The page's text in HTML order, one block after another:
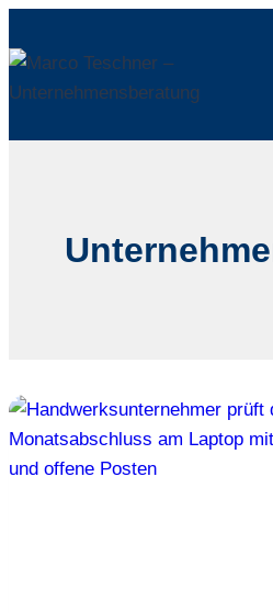
Inhalt
springen